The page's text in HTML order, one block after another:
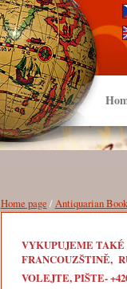
Home page /Antiquarian
VYKUPUJEME
FRANCOUZŠTINĚ,
VOLEJTE, PIŠTE-